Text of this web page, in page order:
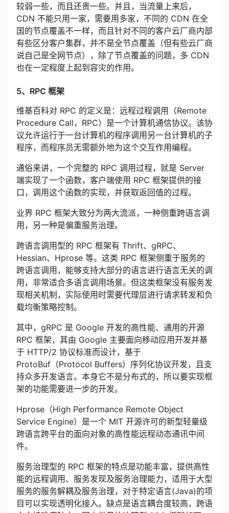
较弱一些，而且还贵一些。并且，当流量上来后，
CDN 不能只用一家，需要用多家，不同的 CDN 在全
国的节点覆盖不一样，而且针对不同的客户云厂商内部
有些区分客户集群，并不是全节点覆盖（但有些云厂商
说自己是全网节点），除了节点覆盖的问题，多 CDN
也在一定程度上起到容灾的作用。
5、RPC 框架
维基百科对 RPC 的定义是：远程过程调用（Remote
Procedure Call，RPC）是一个计算机通信协议。该协
议允许运行于一台计算机的程序调用另一台计算机的子
程序，而程序员无需额外地为这个交互作用编程。
通俗来讲，一个完整的 RPC 调用过程，就是 Server
端实现了一个函数，客户端使用 RPC 框架提供的接
口，调用这个函数的实现，并获取返回值的过程。
业界 RPC 框架大致分为两大流派，一种侧重跨语言调
用，另一种是偏重服务治理。
跨语言调用型的 RPC 框架有 Thrift、gRPC、
Hessian、Hprose 等。这类 RPC 框架侧重于服务的
跨语言调用，能够支持大部分的语言进行语言无关的调
用，非常适合多语言调用场景。但这类框架没有服务发
现相关机制，实际使用时需要代理层进行请求转发和负
载均衡策略控制。
其中，gRPC 是 Google 开发的高性能、通用的开源
RPC 框架，其由 Google 主要面向移动应用开发并基
于 HTTP/2 协议标准而设计，基于
ProtoBuf（Protocol Buffers）序列化协议开发，且支
持众多开发语言。本身它不是分布式的，所以要实现框
架的功能需要进一步的开发。
Hprose（High Performance Remote Object
Service Engine）是一个 MIT 开源许可的新型轻量级
跨语言跨平台的面向对象的高性能远程动态通讯中间
件。
服务治理型的 RPC 框架的特点是功能丰富，提供高性
能的远程调用、服务发现及服务治理能力，适用于大型
服务的服务解耦及服务治理，对于特定语言(Java)的项
目可以实现透明化接入。缺点是语言耦合度较高，跨语